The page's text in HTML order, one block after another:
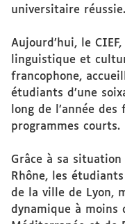
universitaire réussie.
Aujourd’hui, le
linguistique et
francophone,
étudiants d’une
long de l’année
programmes courts.
Grâce à sa
Rhône, les
de la ville de Lyon,
dynamique à moins